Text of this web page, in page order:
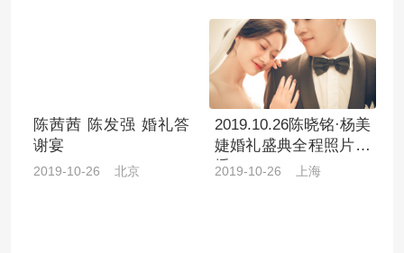
陈茜茜 陈发强 婚礼答
谢宴
2019-10-26 北京
2019.10.26陈晓铭·杨美
婕婚礼盛典全程照片直
播
2019-10-26 上海